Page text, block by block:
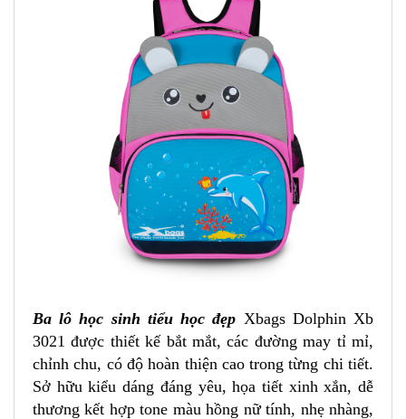
Ba lô học sinh tiểu học đẹp Xbags Dolphin Xb
3021 được thiết kế bắt mắt, các đường may tỉ mỉ,
chỉnh chu, có độ hoàn thiện cao trong từng chi tiết.
Sở hữu kiểu dáng đáng yêu, họa tiết xinh xắn, dễ
thương kết hợp tone màu hồng nữ tính, nhẹ nhàng,